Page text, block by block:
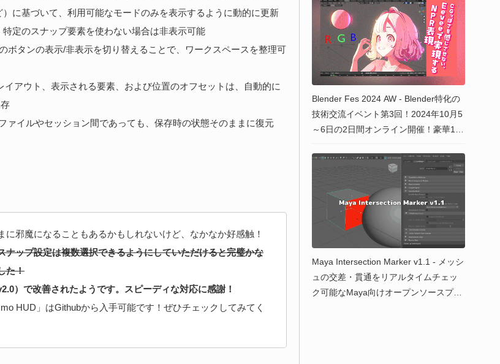
に基づいて、利用可能なモードのみを表示するように動的に更新
定のスナップ要素を使わない場合は非表示可能
ボタンの表示/非表示を切り替えることで、ワークスペースを整理可
イアウト、表示される要素、および位置のオフセットは、自動的に
ァイルやセッション間であっても、保存時の状態そのままに復元
に邪魔になることもあるかもしれないけど、なかなか好感触！
ナップ設定は複数選択できるようにしていただけると完璧かな
た！
）で改善されたようです。スピーディな対応に感謝！
HUD」はGithubから入手可能です！ぜひチェックしてみてく
Blender Fes 2024 AW - Blender特化の
技術交流イベント第3回！2024年10月5
～6日の2日間オンライン開催！豪華14
Maya Intersection Marker v1.1 - メッシ
ュの交差・貫通をリアルタイムチェッ
ク可能なMaya向けオープンソースプラ